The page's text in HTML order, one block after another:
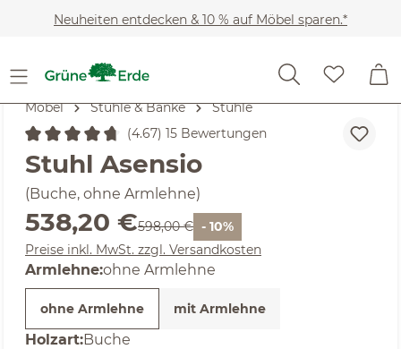
Zum Hauptinhalt springen
Neuheiten entdecken & 10 % auf Möbel sparen.*
Möbel Stühle & Bänke Stühle
Durchschnittliche Bewertung von 4.67 von 5 Sternen
(4.67) 15 Bewertungen
Stuhl Asensio
(Buche, ohne Armlehne)
Verkaufspreis:
538,20 €Regulärer Preis:
598,00 € - 10%
Preise inkl. MwSt. zzgl. Versandkosten
Armlehneauswählen
:ohne Armlehne
ohne Armlehne mit Armlehne
Holzartauswählen
:Buche